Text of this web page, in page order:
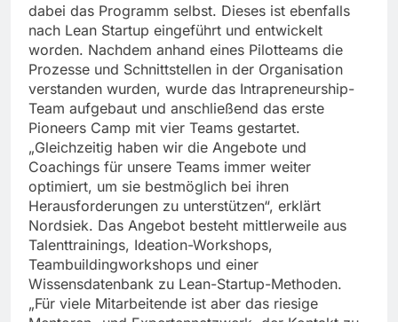
dabei das Programm selbst. Dieses ist ebenfalls
nach Lean Startup eingeführt und entwickelt
worden. Nachdem anhand eines Pilotteams die
Prozesse und Schnittstellen in der Organisation
verstanden wurden, wurde das Intrapreneurship-
Team aufgebaut und anschließend das erste
Pioneers Camp mit vier Teams gestartet.
„Gleichzeitig haben wir die Angebote und
Coachings für unsere Teams immer weiter
optimiert, um sie bestmöglich bei ihren
Herausforderungen zu unterstützen“, erklärt
Nordsiek. Das Angebot besteht mittlerweile aus
Talenttrainings, Ideation-Workshops,
Teambuildingworkshops und einer
Wissensdatenbank zu Lean-Startup-Methoden.
„Für viele Mitarbeitende ist aber das riesige